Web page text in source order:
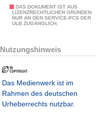
DAS DOKUMENT IST AUS
LIZENZRECHTLICHEN GRÜNDEN
NUR AN DEN SERVICE-PCS DER
ULB ZUGÄNGLICH.
Nutzungshinweis
Das Medienwerk ist im
Rahmen des deutschen
Urheberrechts nutzbar.